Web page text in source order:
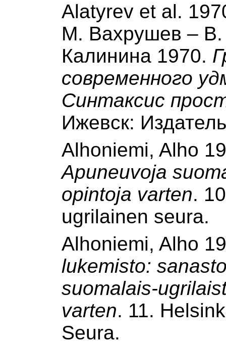
Alatyrev et al.
М. Вахрушев –
Калинина 1970.
современного
Синтаксис
Ижевск:
Alhoniemi, Alho
Apuneuvoja
opintoja varten.
ugrilainen seura.
Alhoniemi, Alho
lukemisto:
suomalais-
varten. 11.
Seura.